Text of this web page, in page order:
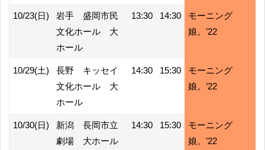
10/23(日)
岩手 盛岡市民
文化ホール 大
ホール
13:30 14:30
モーニング
娘。’22
10/29(土)
長野 キッセイ
文化ホール 大
ホール
14:30 15:30
モーニング
娘。’22
10/30(日)
新潟 長岡市立
劇場 大ホール
14:30 15:30
モーニング
娘。’22